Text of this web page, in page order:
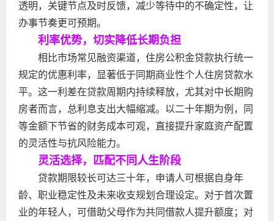
透明，关键节点及时反馈，减少等待中的不确定性，让
办事节奏更可预期。
利率优势，切实降低长期负担
相比市场常见融资渠道，住房公积金贷款执行统一
规定的优惠利率，显著低于同期商业性个人住房贷款水
平。这一利差在贷款周期内持续释放，尤其对中长期购
房者而言，总利息支出大幅缩减。以二十年期为例，同
等金额下节省的财务成本可观，直接提升家庭资产配置
的灵活性与抗风险能力。
灵活选择，匹配不同人生阶段
贷款期限较长可达三十年，申请人可根据自身年
龄、职业稳定性及未来收支规划合理设定。对于首次置
业的年轻人，可借助父母作为共同借款人提升额度；对